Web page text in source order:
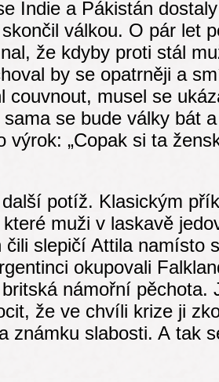
Indie a Pákistán
válkou. O pár let
že kdyby proti stál
by se opatrněji a
couvnout, musel se
se bude války bát
výrok: „Copak si ta
potíž. Klasickým
muži v laskavě
čili slepičí Attila namísto
okupovali
námořní pěchota.
že ve chvíli krize ji
známku slabosti. A tak